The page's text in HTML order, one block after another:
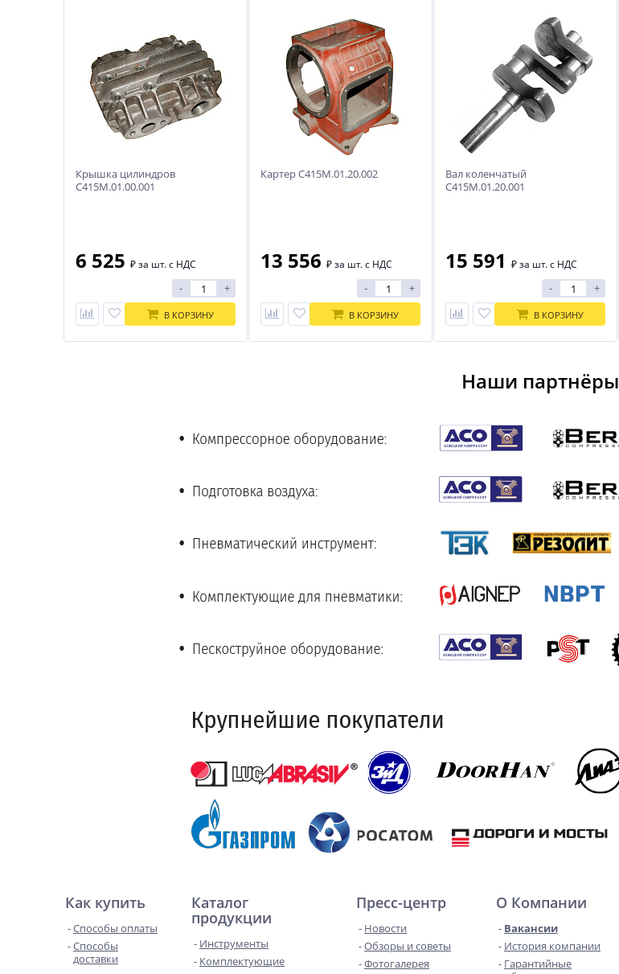
Вал коленчатый
С415М.01.20.001
15 591 ₽за шт. с НДС
- +
В КОРЗИНУ
Картер С415М.01.20.002
13 556 ₽за шт. с НДС
- +
В КОРЗИНУ
Крышка цилиндров
С415М.01.00.001
6 525 ₽за шт. с НДС
- +
В КОРЗИНУ
Наши партнёры
Как купить
Способы оплаты
Способы
доставки
Каталог
продукции
Инструменты
Комплектующие
Пресс-центр
Новости
Обзоры и советы
Фотогалерея
О Компании
Вакансии
История компании
Гарантийные